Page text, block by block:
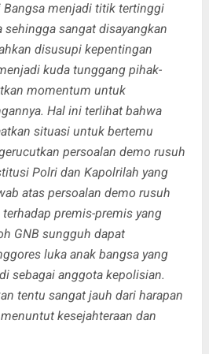
Bangsa menjadi titik tertinggi
sehingga sangat disayangkan
disusupi kepentingan
kuda tunggang pihak-
momentum untuk
Hal ini terlihat bahwa
situasi untuk bertemu
persoalan demo rusuh
Polri dan Kapolrilah yang
atas persoalan demo rusuh
premis-premis yang
GNB sungguh dapat
luka anak bangsa yang
sebagai anggota kepolisian.
tentu sangat jauh dari harapan
kesejahteraan dan